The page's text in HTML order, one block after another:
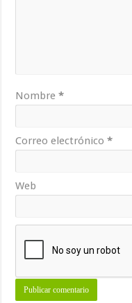
Nombre*
Correo electrónico*
Web